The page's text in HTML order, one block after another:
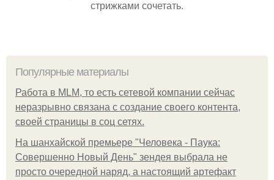
стрижками сочетать.
Популярные материалы
Работа в MLM, то есть сетевой компании сейчас
неразрывно связана с создание своего контента,
своей страницы в соц сетях.
На шанхайской премьере "Человека - Паука:
Совершенно Новый День" зендея выбрала не
просто очередной наряд, а настоящий артефакт